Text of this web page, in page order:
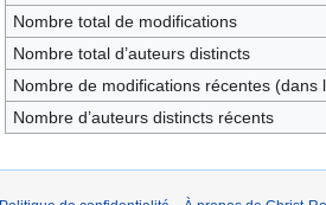
Nombre total de modifications
Nombre total d’auteurs distincts
Nombre de modifications récentes (dans
Nombre d’auteurs distincts récents